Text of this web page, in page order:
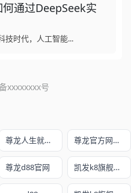
通过DeepSeek实
技时代，人工智能...
xxxxxxxx号
尊龙人生就是博!注册 尊龙官方网站官网入口
尊龙d88官网 凯发k8旗舰厅手机下载